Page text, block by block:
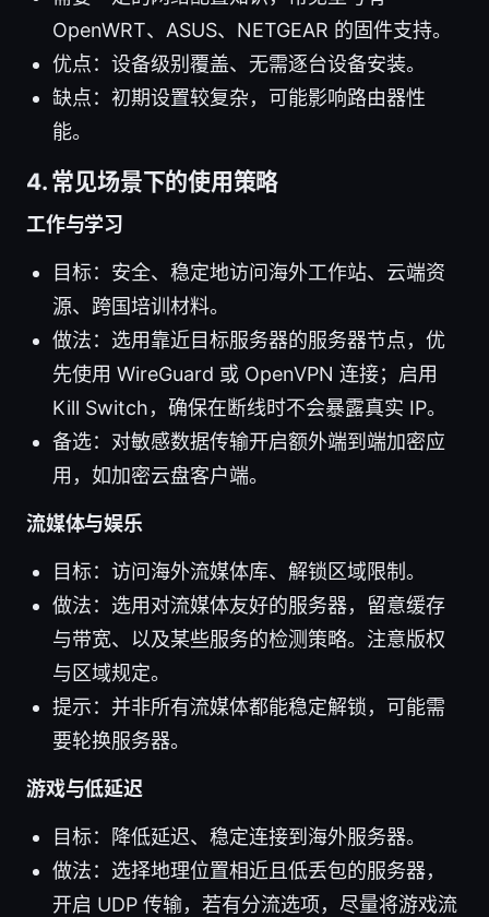
OpenWRT、ASUS、NETGEAR 的固件支持。
优点：设备级别覆盖、无需逐台设备安装。
缺点：初期设置较复杂，可能影响路由器性
能。
4. 常见场景下的使用策略
工作与学习
目标：安全、稳定地访问海外工作站、云端资
源、跨国培训材料。
做法：选用靠近目标服务器的服务器节点，优
先使用 WireGuard 或 OpenVPN 连接；启用
Kill Switch，确保在断线时不会暴露真实 IP。
备选：对敏感数据传输开启额外端到端加密应
用，如加密云盘客户端。
流媒体与娱乐
目标：访问海外流媒体库、解锁区域限制。
做法：选用对流媒体友好的服务器，留意缓存
与带宽、以及某些服务的检测策略。注意版权
与区域规定。
提示：并非所有流媒体都能稳定解锁，可能需
要轮换服务器。
游戏与低延迟
目标：降低延迟、稳定连接到海外服务器。
做法：选择地理位置相近且低丢包的服务器，
开启 UDP 传输，若有分流选项，尽量将游戏流